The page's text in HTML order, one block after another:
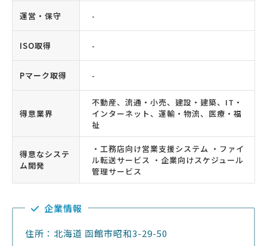
運営・保守 -
ISO取得 -
Pマーク取得 -
得意業界
不動産、流通・小売、建設・建築、IT・
インターネット、運輸・物流、医療・福
祉
得意なシステ
ム開発
・工務店向け営業支援システム ・ファイ
ル転送サービス ・企業向けスケジュール
管理サービス
企業情報
住所：北海道 函館市昭和3-29-50